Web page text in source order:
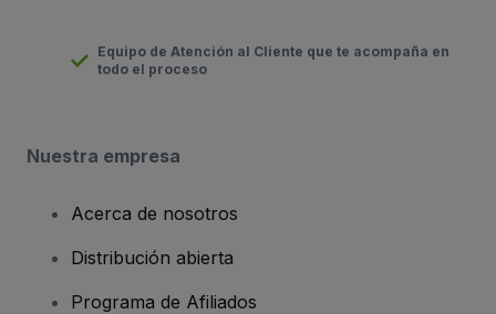
Equipo de Atención al Cliente que te acompaña en
todo el proceso
Nuestra empresa
Acerca de nosotros
Distribución abierta
Programa de Afiliados